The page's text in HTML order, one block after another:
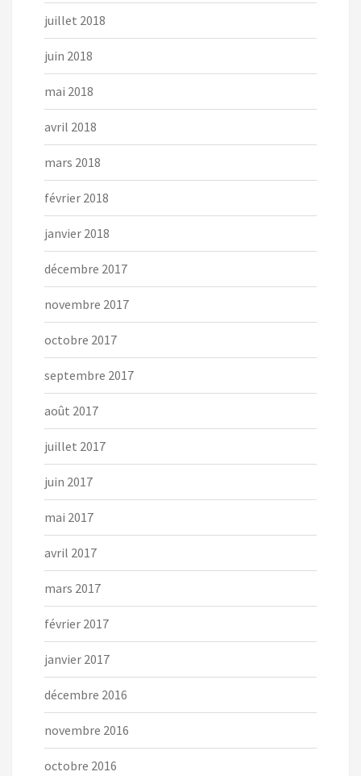
juillet 2018
juin 2018
mai 2018
avril 2018
mars 2018
février 2018
janvier 2018
décembre 2017
novembre 2017
octobre 2017
septembre 2017
août 2017
juillet 2017
juin 2017
mai 2017
avril 2017
mars 2017
février 2017
janvier 2017
décembre 2016
novembre 2016
octobre 2016